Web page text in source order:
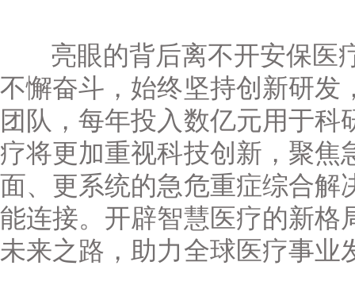
亮眼的背后离不开安保医
不懈奋斗，始终坚持创新研发
团队，每年投入数亿元用于科
疗将更加重视科技创新，聚焦
面、更系统的急危重症综合解
能连接。开辟智慧医疗的新格
未来之路，助力全球医疗事业